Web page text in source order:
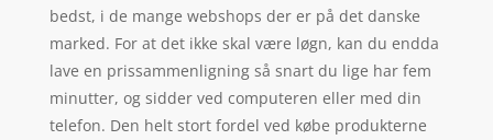
bedst, i de mange webshops der er på det danske
marked. For at det ikke skal være løgn, kan du endda
lave en prissammenligning så snart du lige har fem
minutter, og sidder ved computeren eller med din
telefon. Den helt stort fordel ved købe produkterne